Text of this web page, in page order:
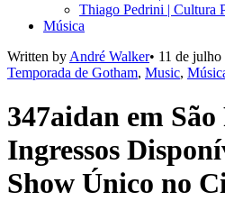
Thiago Pedrini | Cultura
Música
Written by André Walker• 11 de julho
Temporada de Gotham, Music,
347aidan em
Ingressos
Show Único no